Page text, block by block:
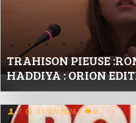
TRAHISON PIEUSE
HADDIYA : ORION
/ 01/01/2026 / 0